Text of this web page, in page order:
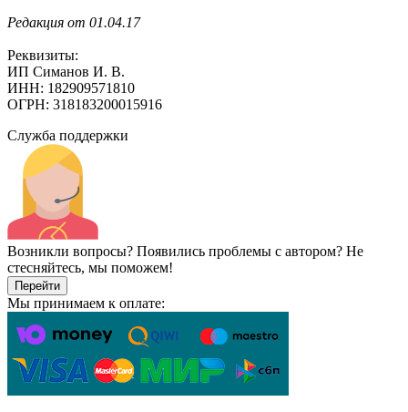
Редакция от 01.04.17
Реквизиты:
ИП Симанов И. В.
ИНН: 182909571810
ОГРН: 318183200015916
Служба поддержки
Возникли вопросы? Появились проблемы с автором? Не
стесняйтесь, мы поможем!
Перейти
Мы принимаем к оплате: